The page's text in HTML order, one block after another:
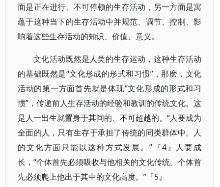
面是正在进行、不可停顿的生存活动，另一方面是寓
蕴于这种当下的生存活动中并规范、调节、控制、影
响着这些生存活动的知识、价值、意义。
文化活动既然是人类的生存运动，这种生存活动
的基础既然是“文化形成的形式和习惯”，那麽，文化
活动的第一方面首先就是体现“文化形成的形式和习
惯”，传递前人生存活动的经验和教训的传统文化。这
是人一出生就置身于其间的、不可超越的。“人要成为
全面的人，只有生存于承担了传统的同类群体中。人
的文化方面只能以这种方式发展。”『4』人要成
长，“个体首先必须吸收与他相关的文化传统。个体首
先必须爬上他出于其中的文化高度。”『5』